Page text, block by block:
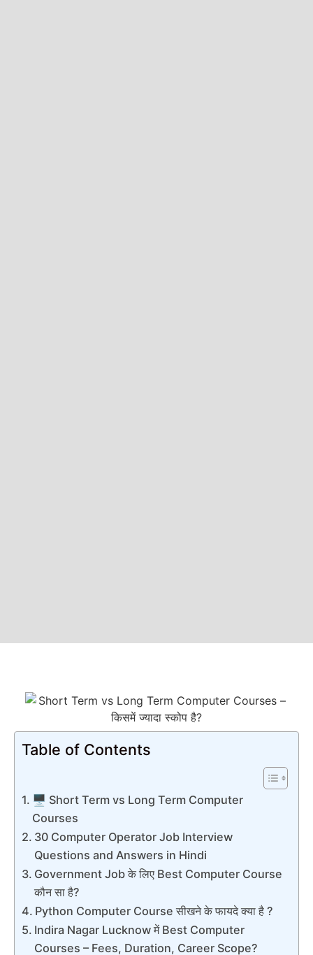
Table of Contents
🖥️ Short Term vs Long Term Computer
Courses
30 Computer Operator Job Interview
Questions and Answers in Hindi
Government Job के लिए Best Computer Course
कौन सा है?
Python Computer Course सीखने के फायदे क्या है ?
Indira Nagar Lucknow में Best Computer
Courses – Fees, Duration, Career Scope?